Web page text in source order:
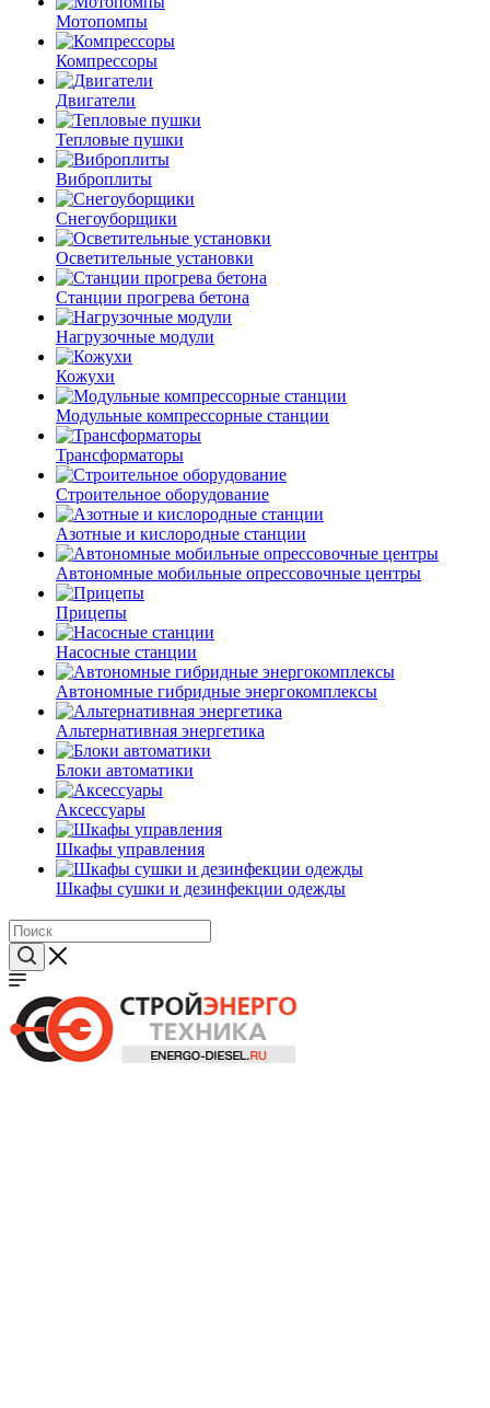
Мотопомпы
Компрессоры
Двигатели
Тепловые пушки
Виброплиты
Снегоуборщики
Осветительные установки
Станции прогрева бетона
Нагрузочные модули
Кожухи
Модульные компрессорные станции
Трансформаторы
Строительное оборудование
Азотные и кислородные станции
Автономные мобильные опрессовочные центры
Прицепы
Насосные станции
Автономные гибридные энергокомплексы
Альтернативная энергетика
Блоки автоматики
Аксессуары
Шкафы управления
Шкафы сушки и дезинфекции одежды